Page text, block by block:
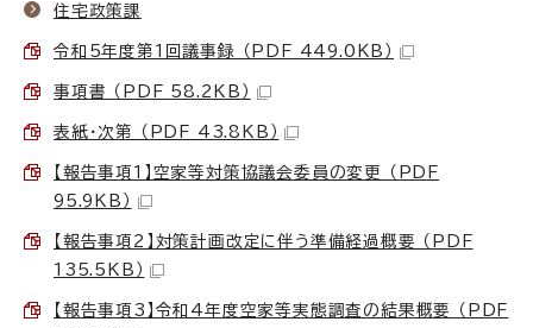
住宅政策課
令和5年度第1回議事録 （PDF 449.0KB）
事項書 （PDF 58.2KB）
表紙・次第 （PDF 43.8KB）
【報告事項1】空家等対策協議会委員の変更 （PDF
95.9KB）
【報告事項2】対策計画改定に伴う準備経過概要 （PDF
135.5KB）
【報告事項3】令和4年度空家等実態調査の結果概要 （PDF